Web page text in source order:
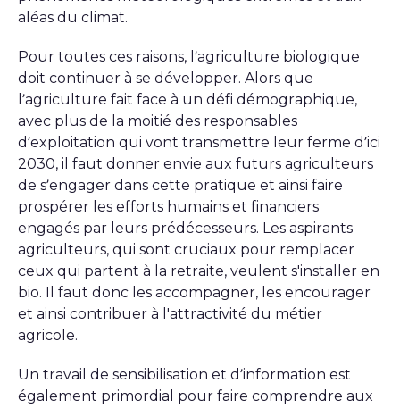
aléas du climat.
Pour toutes ces raisons, l’agriculture biologique
doit continuer à se développer. Alors que
l’agriculture fait face à un défi démographique,
avec plus de la moitié des responsables
d’exploitation qui vont transmettre leur ferme d’ici
2030, il faut donner envie aux futurs agriculteurs
de s’engager dans cette pratique et ainsi faire
prospérer les efforts humains et financiers
engagés par leurs prédécesseurs. Les aspirants
agriculteurs, qui sont cruciaux pour remplacer
ceux qui partent à la retraite, veulent s'installer en
bio. Il faut donc les accompagner, les encourager
et ainsi contribuer à l'attractivité du métier
agricole.
Un travail de sensibilisation et d’information est
également primordial pour faire comprendre aux